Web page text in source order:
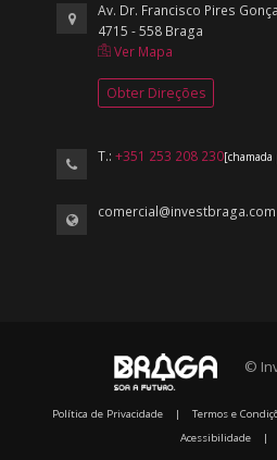
Av. Dr. Francisco Pires
4715 - 558 Braga
Ver Mapa
Obter Direções
T.:+351 253 208 230[chamada
comercial@investbraga.com
©
Política de Privacidade | Termos e
Acessibilidade
|